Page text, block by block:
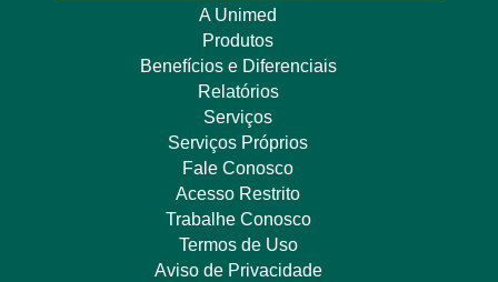
A Unimed
Produtos
Benefícios e Diferenciais
Relatórios
Serviços
Serviços Próprios
Fale Conosco
Acesso Restrito
Trabalhe Conosco
Termos de Uso
Aviso de Privacidade